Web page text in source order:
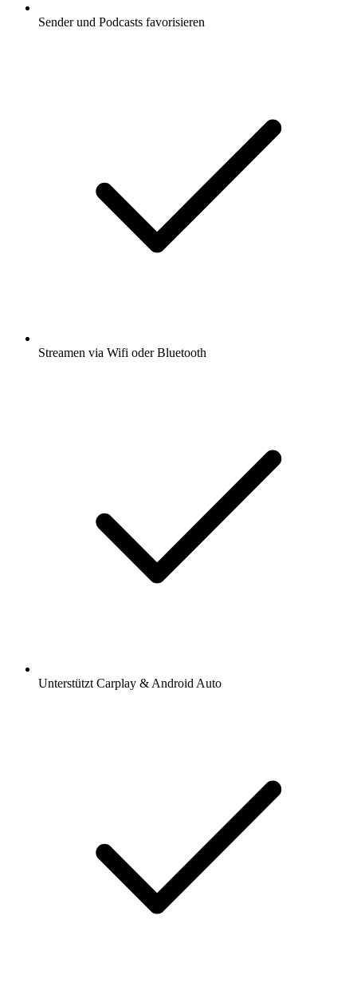
Sender und Podcasts favorisieren
Streamen via Wifi oder Bluetooth
Unterstützt Carplay & Android Auto